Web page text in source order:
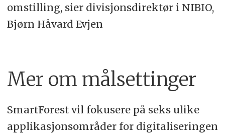
omstilling, sier divisjonsdirektør i NIBIO,
Bjørn Håvard Evjen
Mer om målsettinger
SmartForest vil fokusere på seks ulike
applikasjonsområder for digitaliseringen